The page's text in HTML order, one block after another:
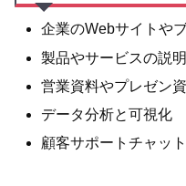
企業のWebサイトや
製品やサービスの説
営業資料やプレゼン
データ分析と可視化
顧客サポートチャッ